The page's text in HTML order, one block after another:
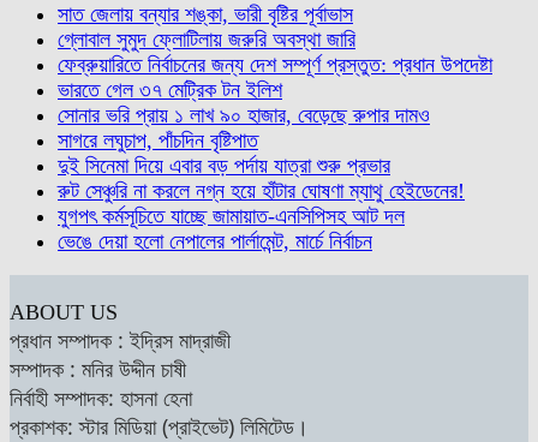
সাত জেলায় বন্যার শঙ্কা, ভারী বৃষ্টির পূর্বাভাস
গ্লোবাল সুমুদ ফ্লোটিলায় জরুরি অবস্থা জারি
ফেব্রুয়ারিতে নির্বাচনের জন্য দেশ সম্পূর্ণ প্রস্তুত: প্রধান উপদেষ্টা
ভারতে গেল ৩৭ মেট্রিক টন ইলিশ
সোনার ভরি প্রায় ১ লাখ ৯০ হাজার, বেড়েছে রুপার দামও
সাগরে লঘুচাপ, পাঁচদিন বৃষ্টিপাত
দুই সিনেমা দিয়ে এবার বড় পর্দায় যাত্রা শুরু প্রভার
রুট সেঞ্চুরি না করলে নগ্ন হয়ে হাঁটার ঘোষণা ম্যাথু হেইডেনের!
যুগপৎ কর্মসূচিতে যাচ্ছে জামায়াত-এনসিপিসহ আট দল
ভেঙে দেয়া হলো নেপালের পার্লামেন্ট, মার্চে নির্বাচন
ABOUT US
প্রধান সম্পাদক : ইদ্রিস মাদ্রাজী
সম্পাদক : মনির উদ্দীন চাষী
নির্বাহী সম্পাদক: হাসনা হেনা
প্রকাশক: স্টার মিডিয়া (প্রাইভেট) লিমিটেড।